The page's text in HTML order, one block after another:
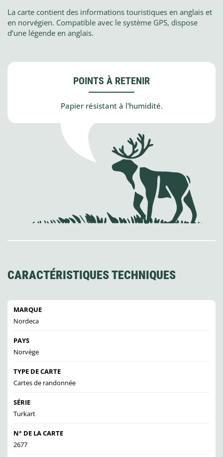
La carte contient des informations touristiques en anglais et
en norvégien. Compatible avec le système GPS, dispose
d’une légende en anglais.
POINTS À RETENIR
Papier résistant à l'humidité.
CARACTÉRISTIQUES TECHNIQUES
MARQUE
Nordeca
PAYS
Norvège
TYPE DE CARTE
Cartes de randonnée
SÉRIE
Turkart
N° DE LA CARTE
2677